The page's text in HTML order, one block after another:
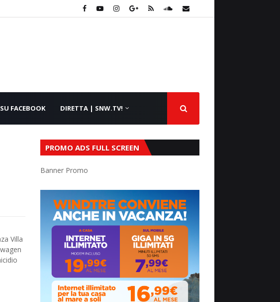
FACEBOOK DIRETTA | SNW.TV!
Villa
PROMO ADS FULL SCREEN
Banner Promo